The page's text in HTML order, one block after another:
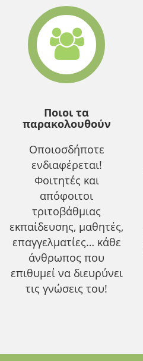
Ποιοι τα
παρακολουθούν
Οποιοσδήποτε
ενδιαφέρεται!
Φοιτητές και
απόφοιτοι
τριτοβάθμιας
εκπαίδευσης, μαθητές,
επαγγελματίες… κάθε
άνθρωπος που
επιθυμεί να διευρύνει
τις γνώσεις του!